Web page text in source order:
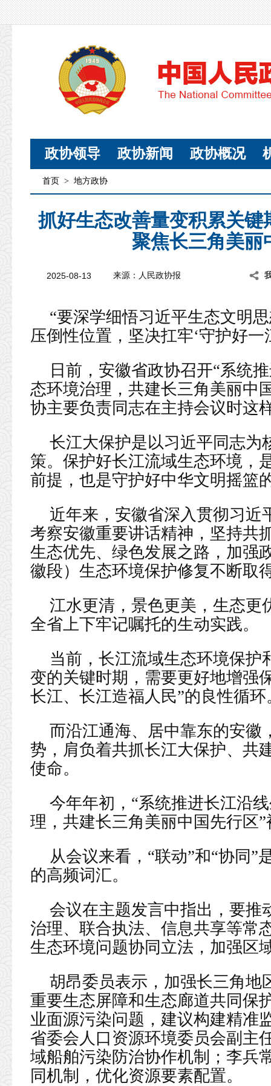
政协领导 政协新闻 政协概况
首页 > 地方政协
抓好生态改善量变积累关
聚焦长三角美丽
2025-08-13 来源：人民政协报
“要深学细悟习近平生态文明
压倒性位置，坚决扛牢‘守护好
日前，安徽省政协召开“系统
态环境治理，共建长三角美丽中
协主要负责同志在主持会议时这
长江大保护是以习近平同志为
策。保护好长江流域生态环境，
前提，也是守护好中华文明摇篮
近年来，安徽省深入贯彻习近
考察安徽重要讲话精神，坚持共
生态优先、绿色发展之路，加强
徽段）生态环境保护修复不断取
江水更清，景色更美，生态
全省上下牢记嘱托的生动实践。
当前，长江流域生态环境保护
变的关键时期，需要更好地增强
长江、长江造福人民”的良性循环
而沿江通海、居中靠东的安徽
势，肩负着共抓长江大保护、共
使命。
今年年初，“系统推进长江沿
理，共建长三角美丽中国先行区
从会议来看，“联动”和“协同”
的高频词汇。
会议在主题发言中指出，要推
治理、联合执法、信息共享等常
生态环境问题协同立法，加强区
胡昂委员表示，加强长三角地
重要生态屏障和生态廊道共同保
业面源污染问题，建议构建精准
省委会人口资源环境委员会副主
域船舶污染防治协作机制；李兵
同机制，优化资源要素配置。